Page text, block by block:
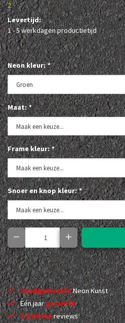
2
Levertijd:
1 - 5 werkdagen productietijd
Neon kleur:*
Maat:*
Frame kleur:*
Snoer en knop kleur:*
HandgemaakteNeon Kunst
Eén jaargarantie
5 Sterrenreviews